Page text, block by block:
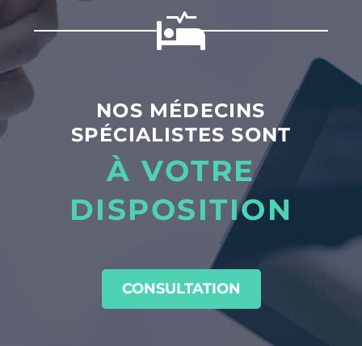
NOS MÉDECINS
SPÉCIALISTES SONT
À VOTRE
DISPOSITION
CONSULTATION